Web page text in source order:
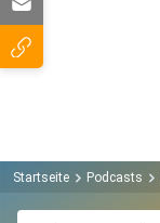
Startseite Podcasts